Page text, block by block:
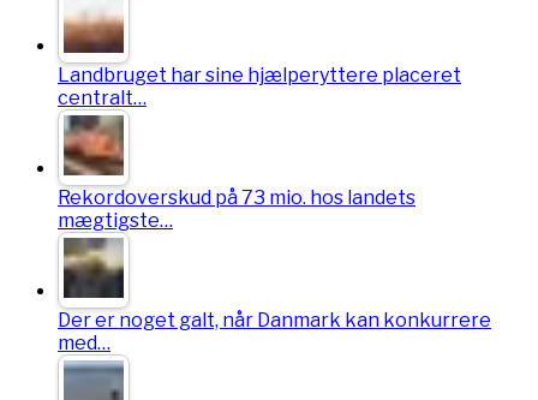
Landbruget har sine hjælperyttere placeret
centralt…
Rekordoverskud på 73 mio. hos landets
mægtigste…
Der er noget galt, når Danmark kan konkurrere
med…